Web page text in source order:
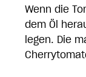
Wenn die
dem Öl
legen. Die